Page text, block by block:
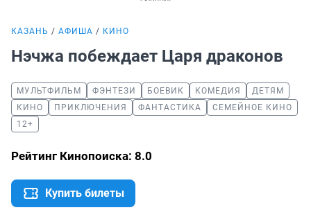
КАЗАНЬ АФИША КИНО
Нэчжа побеждает Царя драконов
МУЛЬТФИЛЬМ ФЭНТЕЗИ БОЕВИК КОМЕДИЯ
ДЕТЯМ
КИНО
ПРИКЛЮЧЕНИЯ ФАНТАСТИКА
СЕМЕЙНОЕ КИНО
12+
Рейтинг Кинопоиска: 8.0
Купить билеты